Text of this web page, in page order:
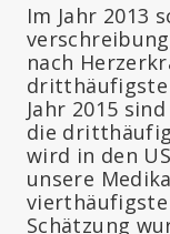
Im Jahr 2013
nach
dritthäufigste
Jahr 2015
die
wird in den
unsere
vierthäufigste
Schätzung